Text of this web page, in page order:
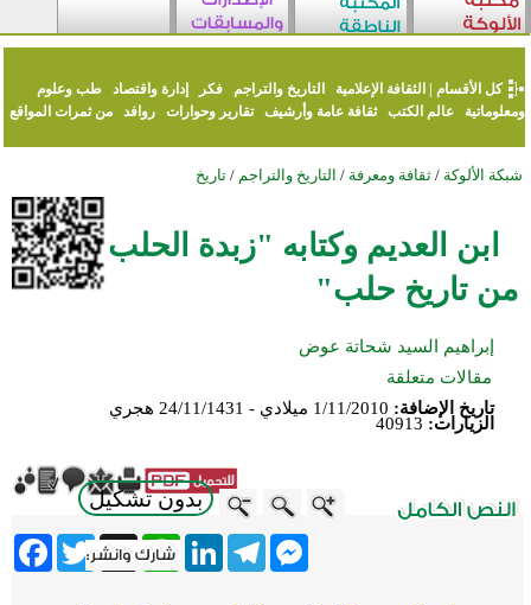
كل الأقسام الثقافة الإعلامية التاريخ والتراجم فكر إدارة واقتصاد
طب وعلوم
ومعلوماتية
عالم الكتب ثقافة عامة وأرشيف تقارير وحوارات روافد من ثمرات المواقع
شبكة الألوكة / ثقافة ومعرفة / التاريخ والتراجم / تاريخ
ابن العديم وكتابه "زبدة الحلب
من تاريخ حلب"
إبراهيم السيد شحاتة عوض
مقالات متعلقة
تاريخ الإضافة: 1/11/2010 ميلادي - 24/11/1431 هجري
الزيارات: 40913
بدون تشكيل
Twitter X
WhatsApp
LinkedInTelegram
Messenger